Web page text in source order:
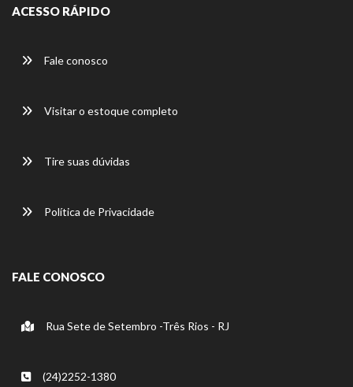
ACESSO RÁPIDO
Fale conosco
Visitar o estoque completo
Tire suas dúvidas
Política de Privacidade
FALE CONOSCO
Rua Sete de Setembro -Três Rios - RJ
(24)2252-1380